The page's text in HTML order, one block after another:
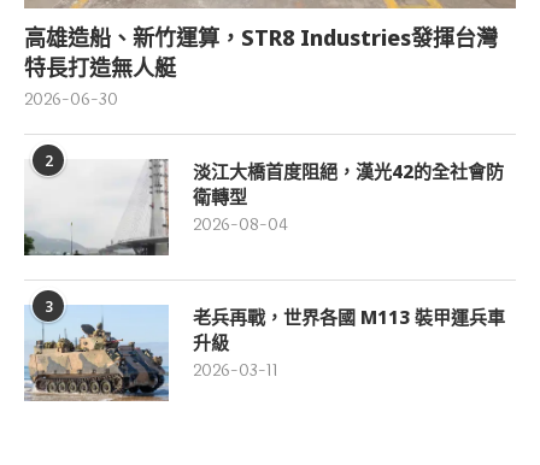
高雄造船、新竹運算，STR8 Industries發揮台灣
特長打造無人艇
2026-06-30
2
淡江大橋首度阻絕，漢光42的全社會防
衛轉型
2026-08-04
3
老兵再戰，世界各國 M113 裝甲運兵車
升級
2026-03-11